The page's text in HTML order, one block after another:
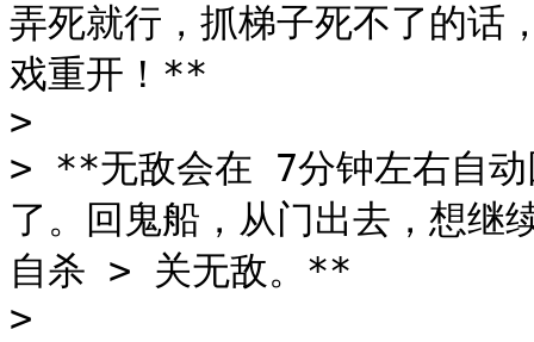
弄死就行，抓梯子死不了的
戏重开！**
>
> **无敌会在 7分钟左右自动
了。回鬼船，从门出去，想
自杀 > 关无敌。**
>